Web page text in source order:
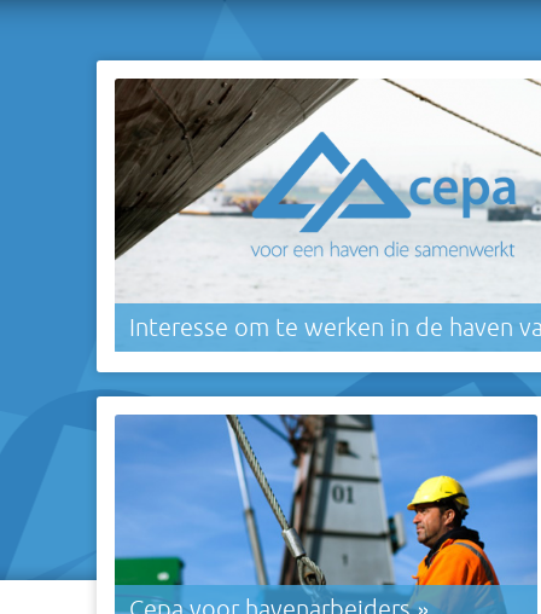
Interesse om te werken in de haven
Cepa voor havenarbeiders »